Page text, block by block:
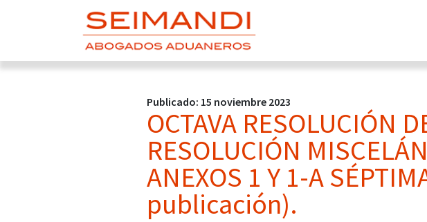
Publicado: 15 noviembre 2023
OCTAVA RESOLUCIÓN
RESOLUCIÓN
ANEXOS 1 Y 1-A
publicación).